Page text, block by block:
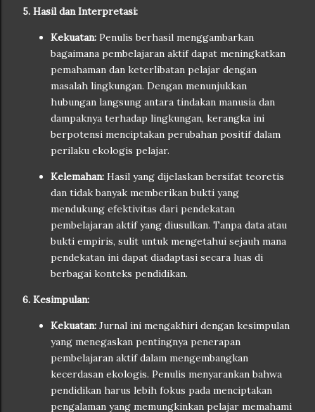
5. Hasil dan Interpretasi:
Kekuatan: Penulis berhasil menggambarkan
bagaimana pembelajaran aktif dapat meningkatkan
pemahaman dan keterlibatan pelajar dengan
masalah lingkungan. Dengan menunjukkan
hubungan langsung antara tindakan manusia dan
dampaknya terhadap lingkungan, kerangka ini
berpotensi menciptakan perubahan positif dalam
perilaku ekologis pelajar.
Kelemahan: Hasil yang dijelaskan bersifat teoretis
dan tidak banyak memberikan bukti yang
mendukung efektivitas dari pendekatan
pembelajaran aktif yang diusulkan. Tanpa data atau
bukti empiris, sulit untuk mengetahui sejauh mana
pendekatan ini dapat diadaptasi secara luas di
berbagai konteks pendidikan.
6. Kesimpulan:
Kekuatan: Jurnal ini mengakhiri dengan kesimpulan
yang menegaskan pentingnya penerapan
pembelajaran aktif dalam mengembangkan
kecerdasan ekologis. Penulis menyarankan bahwa
pendidikan harus lebih fokus pada menciptakan
pengalaman yang memungkinkan pelajar memahami